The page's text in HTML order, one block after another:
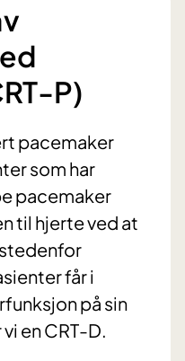
P)
pacemaker
som har
pacemaker
til hjerte ved at
får i
på sin
en CRT-D.